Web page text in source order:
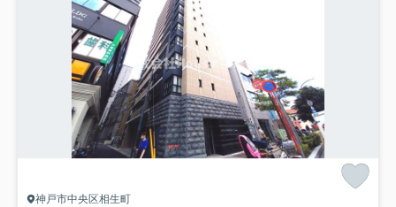
神戸市中央区相生町